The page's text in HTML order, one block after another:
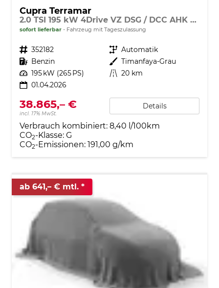
Cupra Terramar
2.0 TSI 195 kW 4Drive VZ DSG / DCC AHK schwe
sofort lieferbar Fahrzeug mit Tageszulassung
Fahrzeugnr. 352182 Getriebe Automatik
Kraftstoff Benzin Außenfarbe Timanfaya-Grau
Leistung 195 kW (265 PS) Kilometerstand 20 km
01.04.2026
38.865,– €
incl. 17% MwSt.
Details
Verbrauch kombiniert: 8,40 l/100km
CO2-Klasse: G
CO2-Emissionen: 191,00 g/km
ab 641,– € mtl.